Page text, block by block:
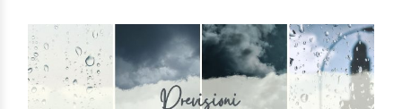
previsioni […]